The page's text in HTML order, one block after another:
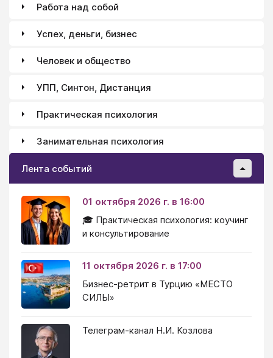
Работа над собой
Успех, деньги, бизнес
Человек и общество
УПП, Синтон, Дистанция
Практическая психология
Занимательная психология
Лента событий
01 октября 2026 г. в 16:00
🎓 Практическая психология: коучинг
и консультирование
11 октября 2026 г. в 17:00
Бизнес-ретрит в Турцию «МЕСТО
СИЛЫ»
Телеграм-канал Н.И. Козлова